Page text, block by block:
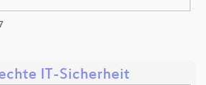
IT-Sicherheit